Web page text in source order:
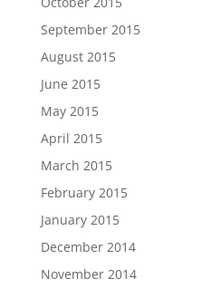
September 2015
August 2015
June 2015
May 2015
April 2015
March 2015
February 2015
January 2015
December 2014
November 2014